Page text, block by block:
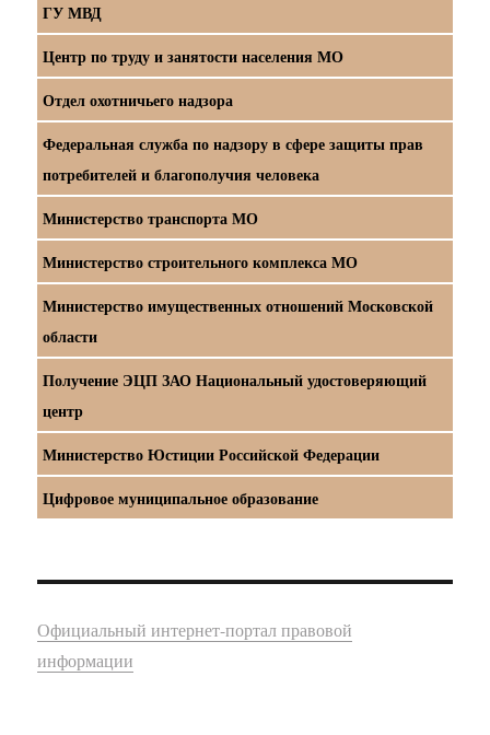
ГУ МВД
Центр по труду и занятости населения МО
Отдел охотничьего надзора
Федеральная служба по надзору в сфере защиты прав
потребителей и благополучия человека
Министерство транспорта МО
Министерство строительного комплекса МО
Министерство имущественных отношений Московской
области
Получение ЭЦП ЗАО Национальный удостоверяющий
центр
Министерство Юстиции Российской Федерации
Цифровое муниципальное образование
Официальный интернет-портал правовой
информации